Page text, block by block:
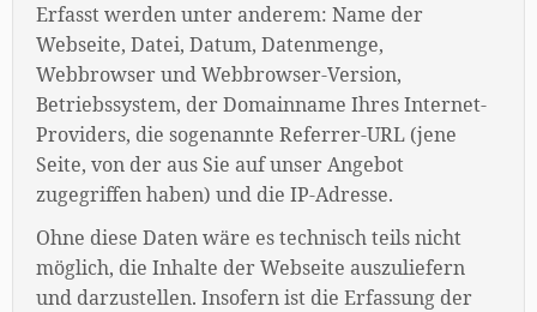
Erfasst werden unter anderem: Name der
Webseite, Datei, Datum, Datenmenge,
Webbrowser und Webbrowser-Version,
Betriebssystem, der Domainname Ihres Internet-
Providers, die sogenannte Referrer-URL (jene
Seite, von der aus Sie auf unser Angebot
zugegriffen haben) und die IP-Adresse.
Ohne diese Daten wäre es technisch teils nicht
möglich, die Inhalte der Webseite auszuliefern
und darzustellen. Insofern ist die Erfassung der